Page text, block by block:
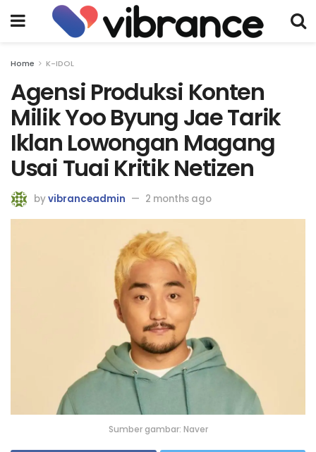
Home K-IDOL
Agensi Produksi Konten
Milik Yoo Byung Jae Tarik
Iklan Lowongan Magang
Usai Tuai Kritik Netizen
byvibranceadmin 2 months ago
Sumber gambar: Naver